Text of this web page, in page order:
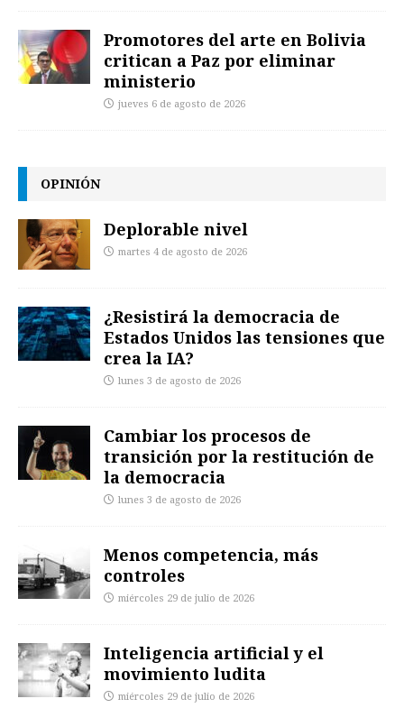
Promotores del arte en Bolivia
critican a Paz por eliminar
ministerio
jueves 6 de agosto de 2026
OPINIÓN
Deplorable nivel
martes 4 de agosto de 2026
¿Resistirá la democracia de
Estados Unidos las tensiones que
crea la IA?
lunes 3 de agosto de 2026
Cambiar los procesos de
transición por la restitución de
la democracia
lunes 3 de agosto de 2026
Menos competencia, más
controles
miércoles 29 de julio de 2026
Inteligencia artificial y el
movimiento ludita
miércoles 29 de julio de 2026